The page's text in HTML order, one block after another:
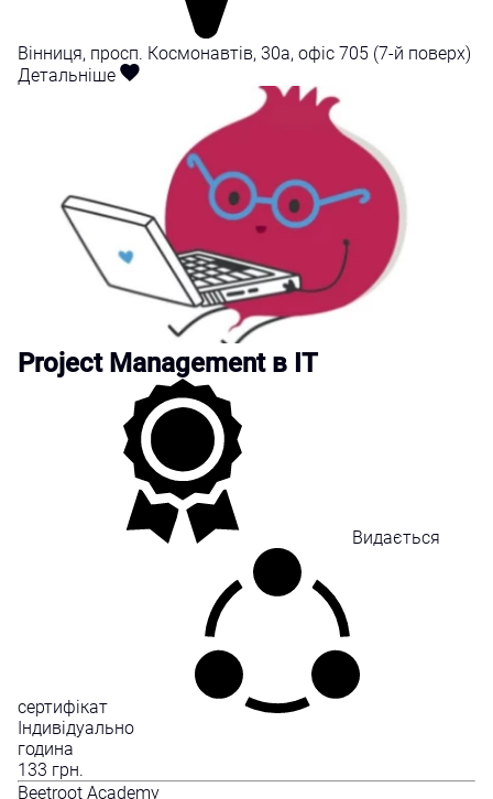
Вінниця, просп. Космонавтів, 30а, офіс 705 (7-й поверх)
Детальніше
Project Management в IT
Видається
сертифікат
Індивідуально
година
133 грн.
Beetroot Academy